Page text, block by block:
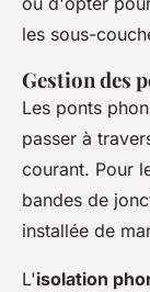
les sous-
Gestion des
Les ponts
passer à
courant. Pour
bandes de
installée de
L'isolation